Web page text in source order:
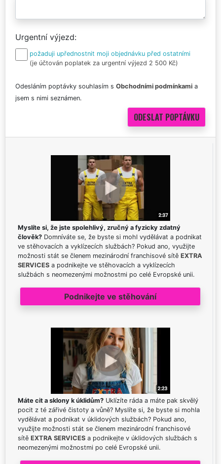
Urgentní výjezd
požaduji upřednostnit moji objednávku před ostatními
(je účtován poplatek za urgentní výjezd 2 500 Kč)
Odesláním poptávky souhlasím s Obchodními podmínkami a
jsem s nimi seznámen.
Myslíte si, že jste spolehlivý, zručný a fyzicky zdatný
člověk? Domníváte se, že byste si mohl vydělávat a podnikat
ve stěhovacích a vyklízecích službách? Pokud ano, využijte
možnosti stát se členem mezinárodní franchisové sítě EXTRA
SERVICES a podnikejte ve stěhovacích a vyklízecích
službách s neomezenými možnostmi po celé Evropské unii.
Podnikejte ve stěhování
Máte cit a sklony k úklidům? Uklízíte ráda a máte pak skvělý
pocit z té zářivé čistoty a vůně? Myslíte si, že byste si mohla
vydělávat a podnikat v úklidových službách? Pokud ano,
využijte možnosti stát se členem mezinárodní franchisové
sítě EXTRA SERVICES a podnikejte v úklidových službách s
neomezenými možnostmi po celé Evropské unii.